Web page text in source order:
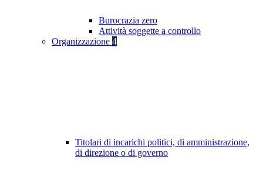
Burocrazia zero
Attività soggette a controllo
Organizzazione 4
Titolari di incarichi politici, di amministrazione,
di direzione o di governo